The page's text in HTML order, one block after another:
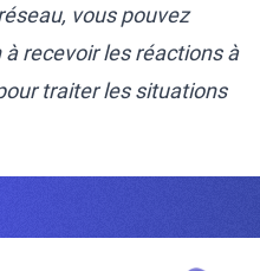
vous pouvez
à recevoir les réactions à
traiter les situations